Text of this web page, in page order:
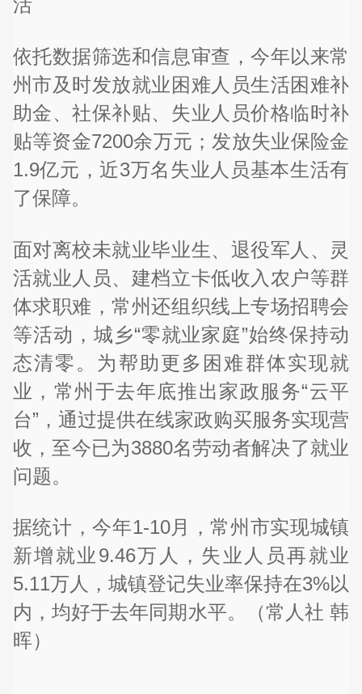
活
依托数据筛选和信息审查，今年以来常
州市及时发放就业困难人员生活困难补
助金、社保补贴、失业人员价格临时补
贴等资金7200余万元；发放失业保险金
1.9亿元，近3万名失业人员基本生活有
了保障。
面对离校未就业毕业生、退役军人、灵
活就业人员、建档立卡低收入农户等群
体求职难，常州还组织线上专场招聘会
等活动，城乡“零就业家庭”始终保持动
态清零。为帮助更多困难群体实现就
业，常州于去年底推出家政服务“云平
台”，通过提供在线家政购买服务实现营
收，至今已为3880名劳动者解决了就业
问题。
据统计，今年1-10月，常州市实现城镇
新增就业9.46万人，失业人员再就业
5.11万人，城镇登记失业率保持在3%以
内，均好于去年同期水平。（常人社 韩
晖）